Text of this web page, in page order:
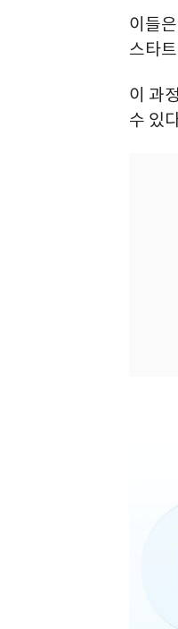
이들
스타
이 과
수 있